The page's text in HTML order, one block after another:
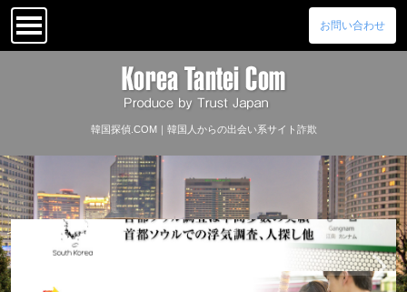
お問い合わせ
韓国探偵.COM｜韓国人からの出会い系サイト詐欺